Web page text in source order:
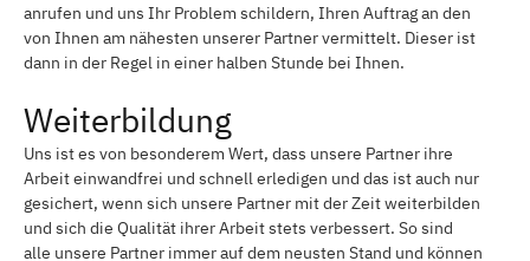
anrufen und uns Ihr Problem schildern, Ihren Auftrag an den
von Ihnen am nähesten unserer Partner vermittelt. Dieser ist
dann in der Regel in einer halben Stunde bei Ihnen.
Weiterbildung
Uns ist es von besonderem Wert, dass unsere Partner ihre
Arbeit einwandfrei und schnell erledigen und das ist auch nur
gesichert, wenn sich unsere Partner mit der Zeit weiterbilden
und sich die Qualität ihrer Arbeit stets verbessert. So sind
alle unsere Partner immer auf dem neusten Stand und können